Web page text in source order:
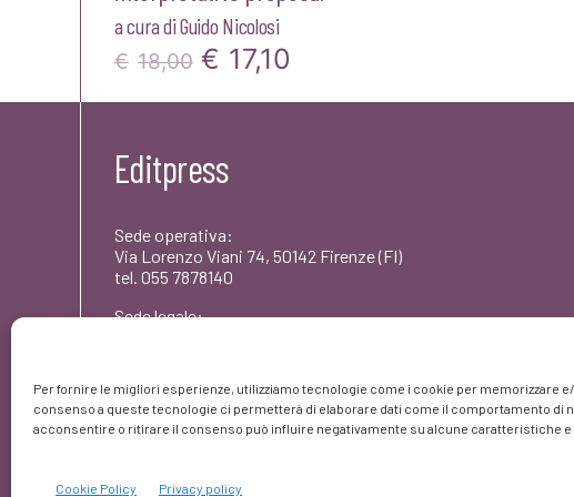
Per fornire le migliori esperienze, utilizziamo tecnologie come i cookie per memorizzare
consenso a queste tecnologie ci permetterà di elaborare dati come il comportamento di
acconsentire o ritirare il consenso può influire negativamente su alcune caratteristiche e
Cookie Policy Privacy policy
a cura diGuido Nicolosi
€ 18,00 Il
prezzo
era:
€18,00.
€ 17,10
prezzo
Editpress
Sede operativa:
Via Lorenzo Viani 74, 50142 Firenze (FI)
tel. 055 7878140
Sede legale:
Partita IVA: 06261420480
© editpress 2023